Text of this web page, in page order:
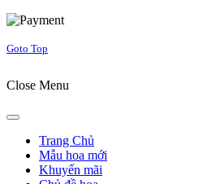
Goto Top
Close Menu
Trang Chủ
Mẫu hoa mới
Khuyến mãi